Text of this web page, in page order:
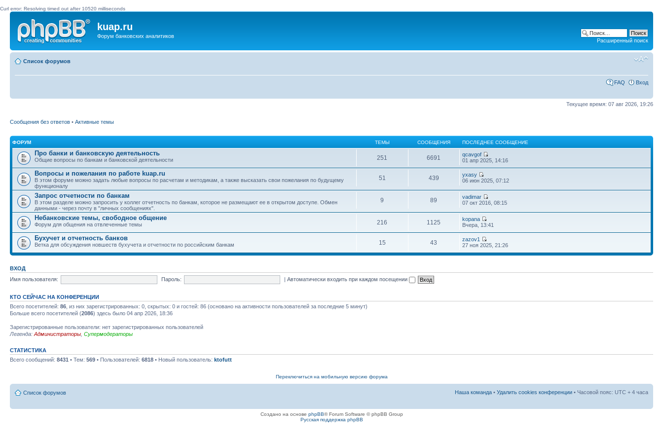
Curl error: Resolving timed out after 10520 milliseconds
kuap.ru
Форум банковских аналитиков
Расширенный поиск
Список форумов
FAQ Вход
Текущее время: 07 авг 2026, 19:26
Сообщения без ответов • Активные темы
ФОРУМ ТЕМЫ СООБЩЕНИЯ ПОСЛЕДНЕЕ СООБЩЕНИЕ
Про банки и банковскую деятельность
Общие вопросы по банкам и банковской деятельности 251 6691
qcavgof
01 апр 2025, 14:16
Вопросы и пожелания по работе kuap.ru
В этом форуме можно задать любые вопросы по расчетам и методикам, а также высказать свои пожелания по будущему
функционалу
51 439
yxasy
06 июн 2025, 07:12
Запрос отчетности по банкам
В этом разделе можно запросить у коллег отчетность по банкам, которое не размещают ее в открытом доступе. Обмен
данными - через почту в "личных сообщениях".
9 89
vadimar
07 окт 2016, 08:15
Небанковские темы, свободное общение
Форум для общения на отвлеченные темы 216 1125
kopana
Вчера, 13:41
Бухучет и отчетность банков
Ветка для обсуждения новшеств бухучета и отчетности по российским банкам 15 43
zazov1
27 ноя 2025, 21:26
ВХОД
Имя пользователя:
Пароль: |Автоматически входить при каждом посещении
КТО СЕЙЧАС НА КОНФЕРЕНЦИИ
Всего посетителей: 86, из них зарегистрированных: 0, скрытых: 0 и гостей: 86 (основано на активности пользователей за последние 5 минут)
Больше всего посетителей (2086) здесь было 04 апр 2026, 18:36
Зарегистрированные пользователи: нет зарегистрированных пользователей
Легенда:Администраторы, Супермодераторы
СТАТИСТИКА
Всего сообщений: 8431 • Тем: 569 • Пользователей: 6818 • Новый пользователь: ktofutt
Переключиться на мобильную версию форума
Список форумов Наша команда • Удалить cookies конференции • Часовой пояс: UTC + 4 часа
Создано на основе phpBB® Forum Software © phpBB Group
Русская поддержка phpBB